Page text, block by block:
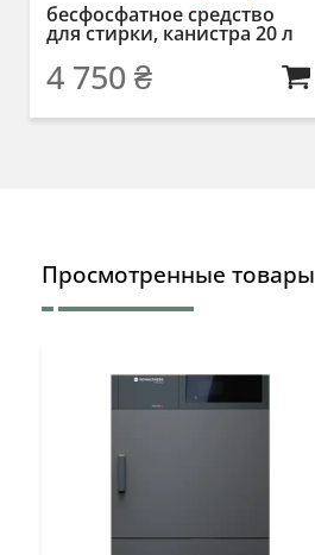
бесфосфатное средство
для стирки, канистра 20 л
4 750 ₴
Просмотренные товары